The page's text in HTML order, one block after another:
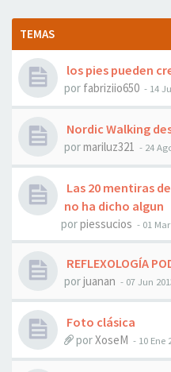
TEMAS
los pies pueden
por fabriziio650 - 14
Nordic Walking
pormariluz321 - 24
Las 20 mentiras
no ha dicho algun
porpiessucios - 01
REFLEXOLOGÍA
porjuanan - 07 Jun
Foto clásica
porXoseM - 10 Ene